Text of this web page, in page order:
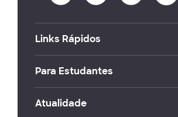
Links Rápidos
Para Estudantes
Atualidade